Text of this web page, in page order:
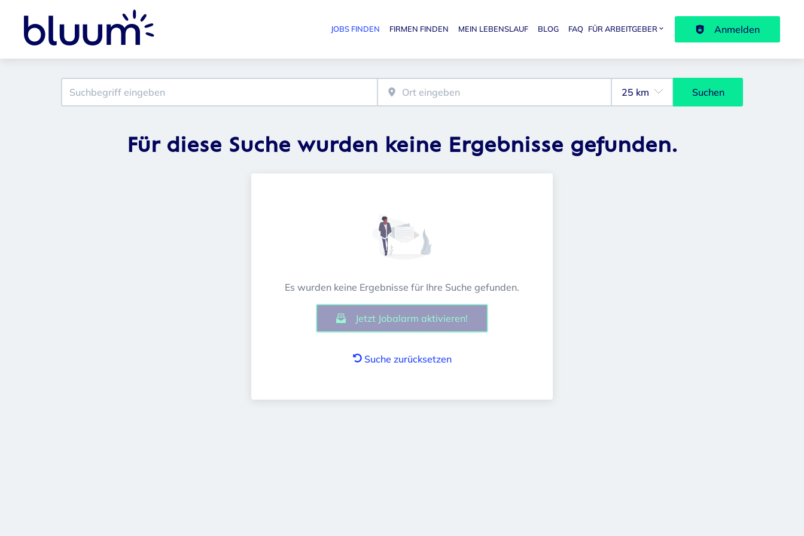
Haupt-Navigation
JOBS FINDEN FIRMEN FINDEN MEIN LEBENSLAUF BLOG FAQ FÜR ARBEITGEBER Anmelden
Suchen
Für diese Suche wurden keine Ergebnisse gefunden.
Es wurden keine Ergebnisse für Ihre Suche gefunden.
Jetzt Jobalarm aktivieren!
Suche zurücksetzen